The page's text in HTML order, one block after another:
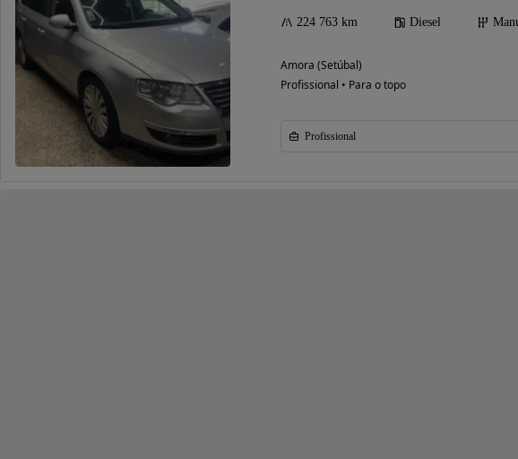
224 763 km Diesel
Amora (Setúbal)
Profissional • Para o topo
Profissional